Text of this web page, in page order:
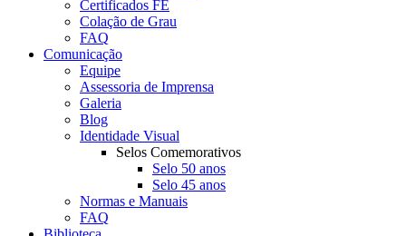
Certificados FE
Colação de Grau
FAQ
Comunicação
Equipe
Assessoria de Imprensa
Galeria
Blog
Identidade Visual
Selos Comemorativos
Selo 50 anos
Selo 45 anos
Normas e Manuais
FAQ